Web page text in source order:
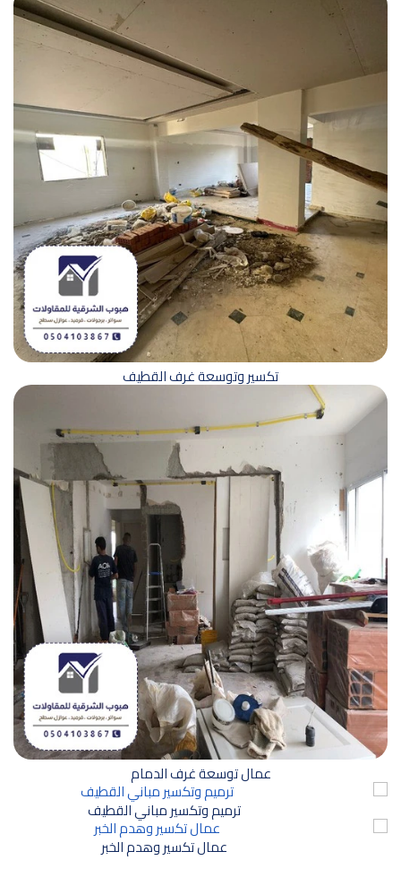
تكسير وتوسعة غرف القطيف
عمال توسعة غرف الدمام
ترميم وتكسير مباني القطيف
عمال تكسير وهدم الخبر